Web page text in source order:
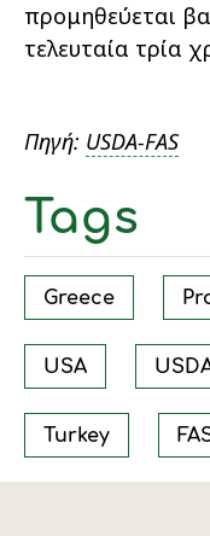
προμηθεύεται
τελευταία τρία
Πηγή: USDA-FAS
Tags
Greece
USA
Turkey